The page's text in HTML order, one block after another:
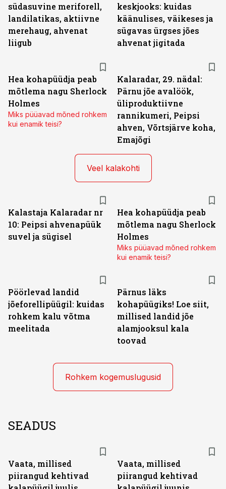
südasuvine meriforell,
landilatikas, aktiivne
merehaug, ahvenat
liigub
keskjooks: kuidas
käänulises, väikeses ja
sügavas ürgses jões
ahvenat jigitada
Hea kohapüüdja peab
mõtlema nagu Sherlock
Holmes
Miks püüavad mõned rohkem
kui enamik teisi?
Kalaradar, 29. nädal:
Pärnu jõe avalöök,
üliproduktiivne
rannikumeri, Peipsi
ahven, Võrtsjärve koha,
Emajõgi
Veel kalakohti
Kalastaja Kalaradar nr
10: Peipsi ahvenapüük
suvel ja sügisel
Hea kohapüüdja peab
mõtlema nagu Sherlock
Holmes
Miks püüavad mõned rohkem
kui enamik teisi?
Pöörlevad landid
jõeforellipüügil: kuidas
rohkem kalu võtma
meelitada
Pärnus läks
kohapüügiks! Loe siit,
millised landid jõe
alamjooksul kala
toovad
Rohkem kogemuslugusid
SEADUS
Vaata, millised
piirangud kehtivad
Vaata, millised
piirangud kehtivad